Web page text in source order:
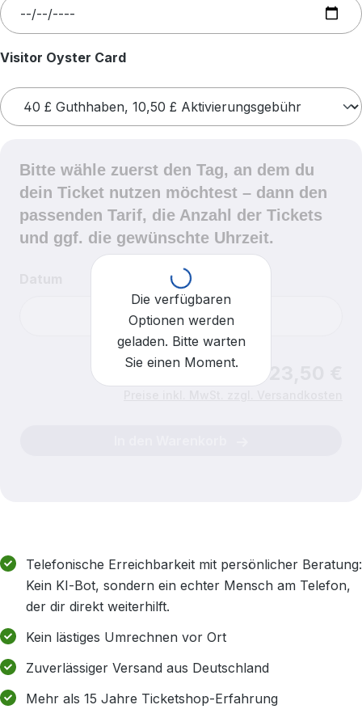
Visitor Oyster Cardauswählen
Bitte wähle zuerst den Tag, an dem du
dein Ticket nutzen möchtest – dann den
passenden Tarif, die Anzahl der Tickets
und ggf. die gewünschte Uhrzeit.
Für heute sind keine Einlasszeiten mehr
Ab 23,50 €
Loading...
Die verfügbaren
Optionen werden
geladen. Bitte warten
Sie einen Moment.
Telefonische Erreichbarkeit mit persönlicher Beratung:
Kein KI‑Bot, sondern ein echter Mensch am Telefon,
der dir direkt weiterhilft.
Kein lästiges Umrechnen vor Ort
Zuverlässiger Versand aus Deutschland
Mehr als 15 Jahre Ticketshop-Erfahrung